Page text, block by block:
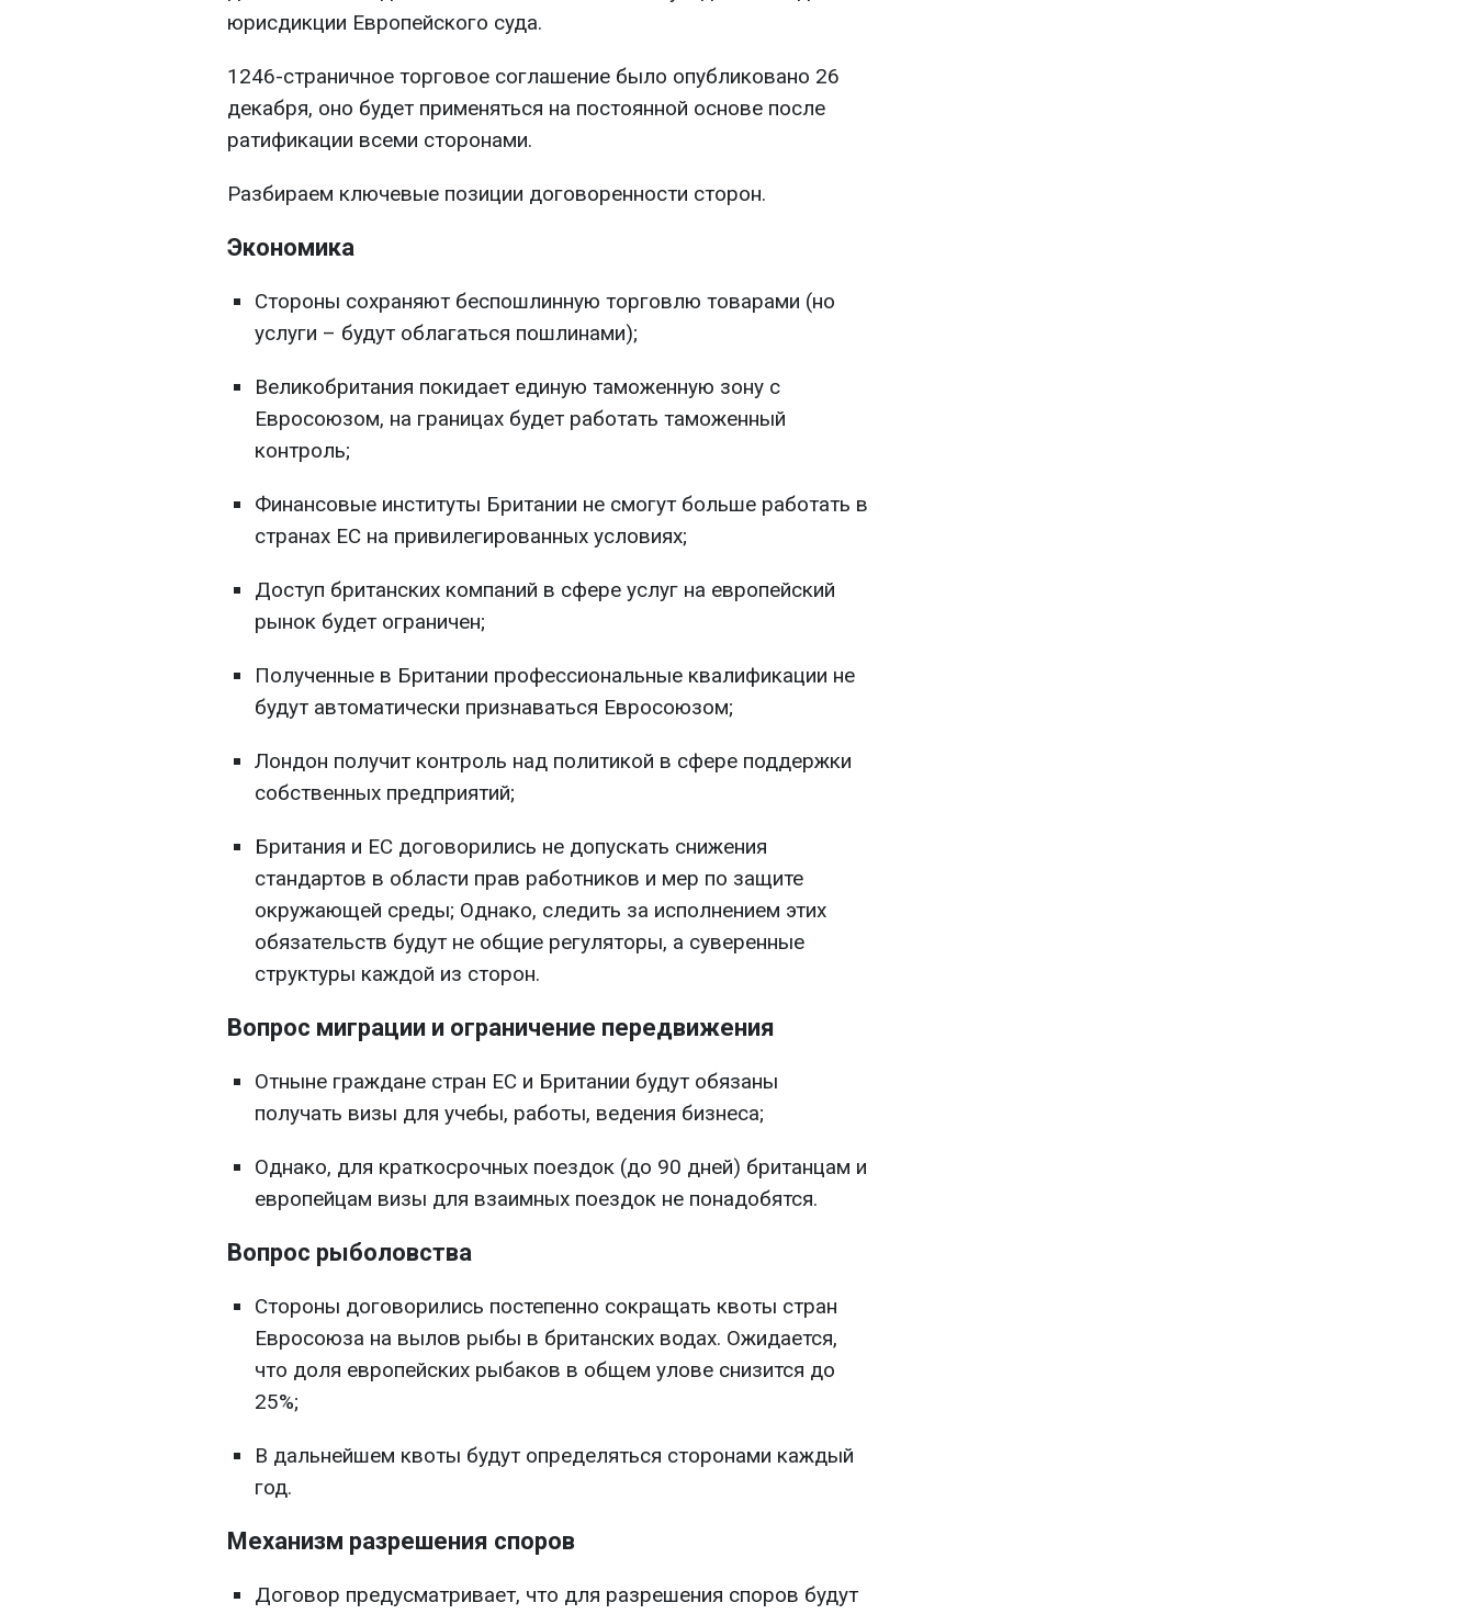
юрисдикции Европейского суда.
1246-страничное торговое соглашение было опубликовано 26
декабря, оно будет применяться на постоянной основе после
ратификации всеми сторонами.
Разбираем ключевые позиции договоренности сторон.
Экономика
Стороны сохраняют беспошлинную торговлю товарами (но
услуги – будут облагаться пошлинами);
Великобритания покидает единую таможенную зону с
Евросоюзом, на границах будет работать таможенный
контроль;
Финансовые институты Британии не смогут больше работать в
странах ЕС на привилегированных условиях;
Доступ британских компаний в сфере услуг на европейский
рынок будет ограничен;
Полученные в Британии профессиональные квалификации не
будут автоматически признаваться Евросоюзом;
Лондон получит контроль над политикой в сфере поддержки
собственных предприятий;
Британия и ЕС договорились не допускать снижения
стандартов в области прав работников и мер по защите
окружающей среды; Однако, следить за исполнением этих
обязательств будут не общие регуляторы, а суверенные
структуры каждой из сторон.
Вопрос миграции и ограничение передвижения
Отныне граждане стран ЕС и Британии будут обязаны
получать визы для учебы, работы, ведения бизнеса;
Однако, для краткосрочных поездок (до 90 дней) британцам и
европейцам визы для взаимных поездок не понадобятся.
Вопрос рыболовства
Стороны договорились постепенно сокращать квоты стран
Евросоюза на вылов рыбы в британских водах. Ожидается,
что доля европейских рыбаков в общем улове снизится до
25%;
В дальнейшем квоты будут определяться сторонами каждый
год.
Механизм разрешения споров
Договор предусматривает, что для разрешения споров будут